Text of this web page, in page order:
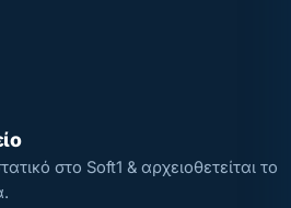
στο Soft1 & αρχειοθετείται το